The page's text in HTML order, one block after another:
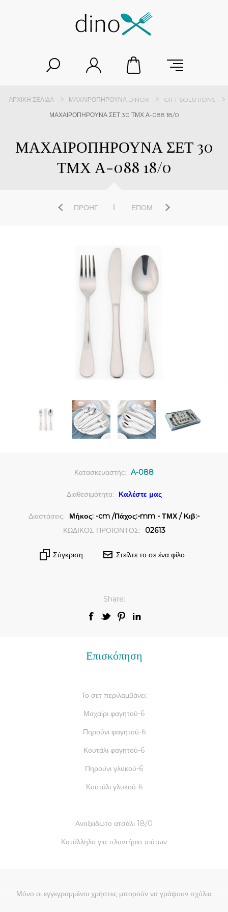
ΑΡΧΙΚΉ ΣΕΛΊΔΑ ΜΑΧΑΙΡΟΠΉΡΟΥΝΑ DINOX
GIFT SOLUTIONS
ΜΑΧΑΙΡΟΠΗΡΟΥΝΑ ΣΕΤ 30 ΤΜΧ Α-088 18/0
ΜΑΧΑΙΡΟΠΗΡΟΥΝΑ ΣΕΤ 30
ΤΜΧ Α-088 18/0
ΠΡΟΗΓ ΕΠΌΜ
Κατασκευαστής: A-088
Διαθεσιμότητα: Καλέστε μας
Διαστάσεις:
Μήκος: -cm /Πάχος:-mm - ΤΜΧ / Κιβ:-
ΚΩΔΙΚΟΣ ΠΡΟΪΟΝΤΟΣ:
02613
Σύγκριση Στείλτε το σε ένα φίλο
Share:
Επισκόπηση
Το σετ περιλαμβάνει:
Μαχαίρι φαγητού-6
Πηρούνι φαγητού-6
Κουτάλι φαγητού-6
Πηρούνι γλυκού-6
Κουτάλι γλυκού-6
Ανοξειδωτο ατσάλι 18/0
Κατάλληλο για πλυντήριο πιάτων
Μόνο οι εγγεγραμμένοι χρήστες μπορούν να γράψουν σχόλια